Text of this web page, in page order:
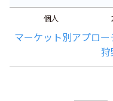
個人
マーケット別アプロ